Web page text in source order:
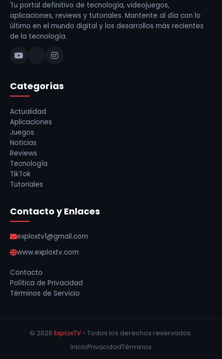
Tu portal definitivo de tecnología, videojuegos,
aplicaciones, reviews y tutoriales. Mantente al día con lo
último en el mundo digital y los desarrollos más recientes
de la tecnología.
Categorías
Actualidad
Aplicaciones
Juegos
Noticias
Reviews
Tecnología
TikTok
Tutoriales
Contacto y Enlaces
exploxtv1@gmail.com
www.exploxtv.com
Contacto
Política de Privacidad
Términos de Servicio
© 2026 ExploxTV- Todos los derechos reservados.
InicioPrivacidadTérminos